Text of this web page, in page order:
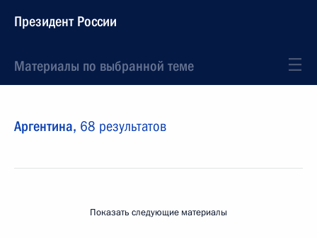
Президент России
Материалы по выбранной теме
Аргентина, 68 результатов
Показать следующие материалы